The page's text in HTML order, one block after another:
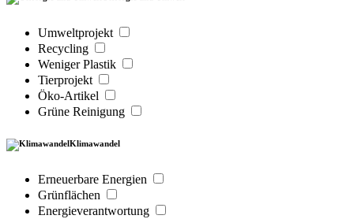
Umweltprojekt
Recycling
Weniger Plastik
Tierprojekt
Öko-Artikel
Grüne Reinigung
Klimawandel
Erneuerbare Energien
Grünflächen
Energieverantwortung